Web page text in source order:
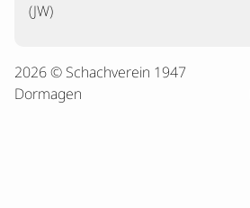
Verschiedenes
(JW)
2026 © Schachverein 1947
Dormagen